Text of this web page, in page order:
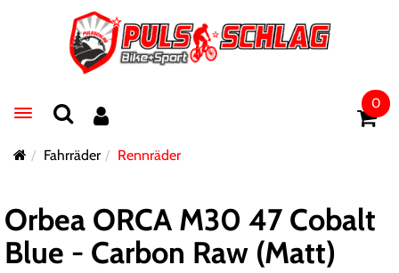
Toggle navigation
0
Fahrräder Rennräder
Orbea ORCA M30 47 Cobalt
Blue - Carbon Raw (Matt)